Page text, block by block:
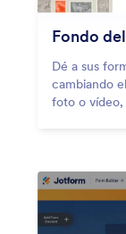
Fondo
Dé a sus
cambiando
foto o vídeo,